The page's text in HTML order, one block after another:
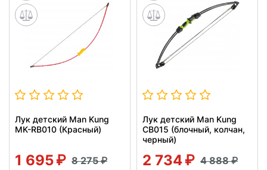
Лук детский Man Kung
MK-RB010 (Красный)
1 695 8 275
Лук детский Man Kung
CB015 (блочный, колчан,
черный)
2 734 4 888